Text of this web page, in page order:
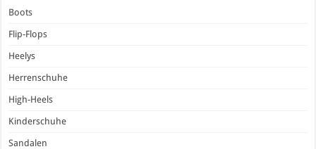
Boots
Flip-Flops
Heelys
Herrenschuhe
High-Heels
Kinderschuhe
Sandalen